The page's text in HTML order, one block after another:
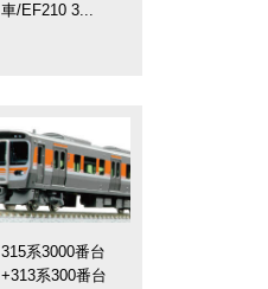
車/EF210 3...
315系3000番台
+313系300番台